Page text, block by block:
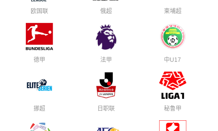
欧国联 俄超 柬埔超
德甲 法甲 中U17
挪超 日职联 秘鲁甲